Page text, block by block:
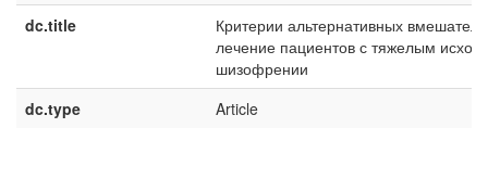
dc.title
Критерии альтернативных
лечение пациентов с тяжелым
шизофрении
dc.type
Article